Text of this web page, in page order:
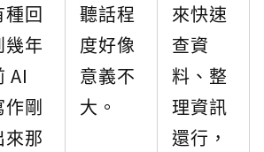
種回
幾年
AI
作剛
來那
聽話程
度好像
意義不
大。
來快速
查資
料、整
理資訊
還行，